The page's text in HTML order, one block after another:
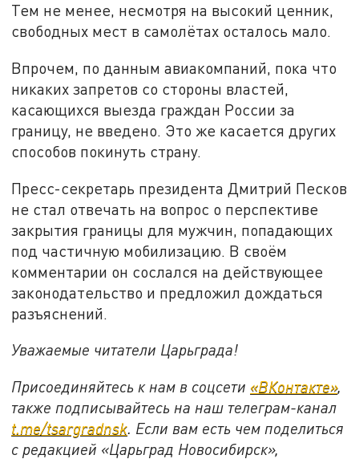
Тем не менее, несмотря на высокий ценник,
свободных мест в самолётах осталось мало.
Впрочем, по данным авиакомпаний, пока что
никаких запретов со стороны властей,
касающихся выезда граждан России за
границу, не введено. Это же касается других
способов покинуть страну.
Пресс-секретарь президента Дмитрий Песков
не стал отвечать на вопрос о перспективе
закрытия границы для мужчин, попадающих
под частичную мобилизацию. В своём
комментарии он сослался на действующее
законодательство и предложил дождаться
разъяснений.
Уважаемые читатели Царьграда!
Присоединяйтесь к нам в соцсети «ВКонтакте»,
также подписывайтесь на наш телеграм-канал
t.me/tsargradnsk. Если вам есть чем поделиться
с редакцией «Царьград Новосибирск»,